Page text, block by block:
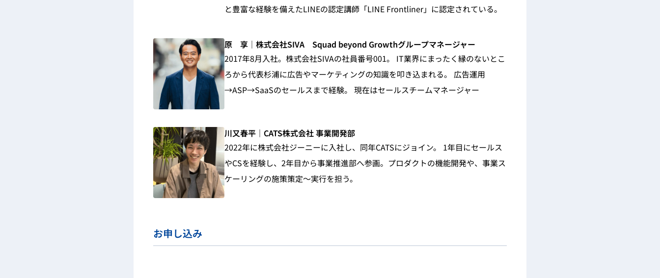
と豊富な経験を備えたLINEの認定講師「LINE Frontliner」に認定されている。
原 享｜株式会社SIVA Squad beyond Growthグループマネージャー
2017年8月入社。株式会社SIVAの社員番号001。 IT業界にまったく縁のないとこ
ろから代表杉浦に広告やマーケティングの知識を叩き込まれる。 広告運用
→ASP→SaaSのセールスまで経験。 現在はセールスチームマネージャー
川又春平｜CATS株式会社 事業開発部
2022年に株式会社ジーニーに入社し、同年CATSにジョイン。 1年目にセールス
やCSを経験し、2年目から事業推進部へ参画。プロダクトの機能開発や、事業ス
ケーリングの施策策定〜実行を担う。
お申し込み